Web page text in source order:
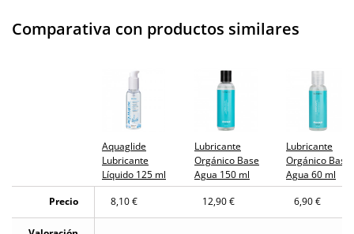
Comparativa con productos similares
Aquaglide
Lubricante
Líquido 125 ml
Lubricante
Orgánico Base
Agua 150 ml
Lubricante
Orgánico Base
Agua 60 ml
Precio
8,10 € 12,90 € 6,90 €